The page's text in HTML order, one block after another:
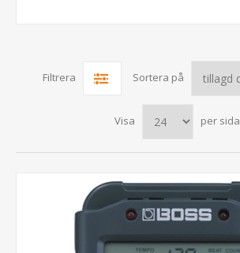
Filtrera Sortera på
Visa per sida